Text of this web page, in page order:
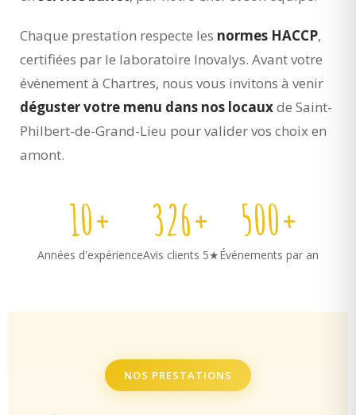
Chaque prestation respecte les normes HACCP,
certifiées par le laboratoire Inovalys. Avant votre
événement à Chartres, nous vous invitons à venir
déguster votre menu dans nos locauxde Saint-
Philbert-de-Grand-Lieu pour valider vos choix en
amont.
10+
Années d'expérience
326+
Avis clients 5★
500+
Événements par an
NOS PRESTATIONS